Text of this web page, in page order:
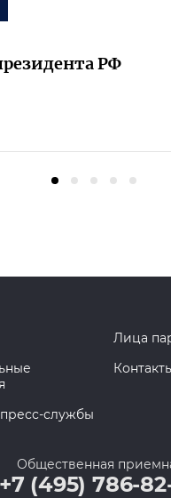
РФ
Лица
службы
Общественная
+7 (495) 786-